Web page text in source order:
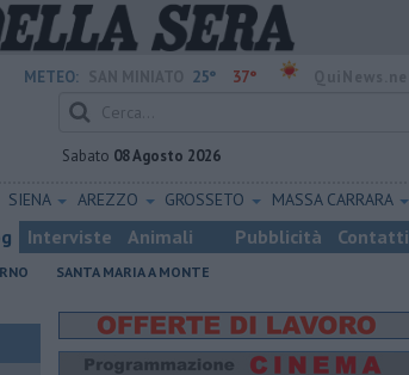
METEO: 25° 37°
Sabato 08 Agosto 2026
SIENA AREZZO GROSSETO MASSA CARRARA
Interviste Animali Pubblicità Contatti
SANTA MARIA A MONTE